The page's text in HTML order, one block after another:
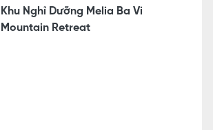
Khu Nghỉ Dưỡng Melia Ba Vi
Mountain Retreat